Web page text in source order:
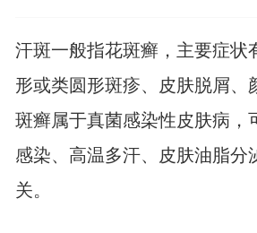
汗斑一般指花斑癣，主要症状
形或类圆形斑疹、皮肤脱屑、
斑癣属于真菌感染性皮肤病，
感染、高温多汗、皮肤油脂分
关。